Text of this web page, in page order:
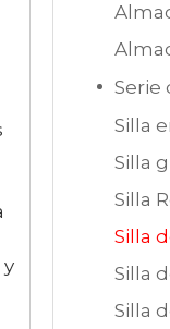
Serie
Silla
Silla
Silla
Silla